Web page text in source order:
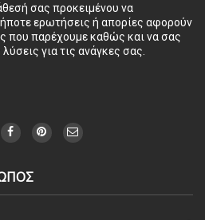
σας προκειμένου να
ερωτήσεις ή απορίες αφορούν
που παρέχουμε καθώς και να σας
για τις ανάγκες σας.